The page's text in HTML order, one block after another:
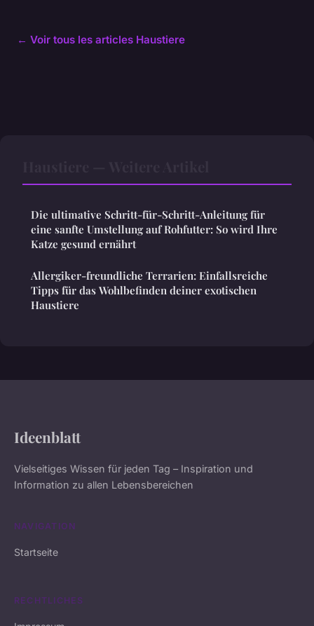
← Voir tous les articles Haustiere
Die ultimative Schritt-für-Schritt-Anleitung für
eine sanfte Umstellung auf Rohfutter: So wird Ihre
Katze gesund ernährt
Allergiker-freundliche Terrarien: Einfallsreiche
Tipps für das Wohlbefinden deiner exotischen
Haustiere
Ideenblatt
Vielseitiges Wissen für jeden Tag – Inspiration und
Information zu allen Lebensbereichen
NAVIGATION
Startseite
RECHTLICHES